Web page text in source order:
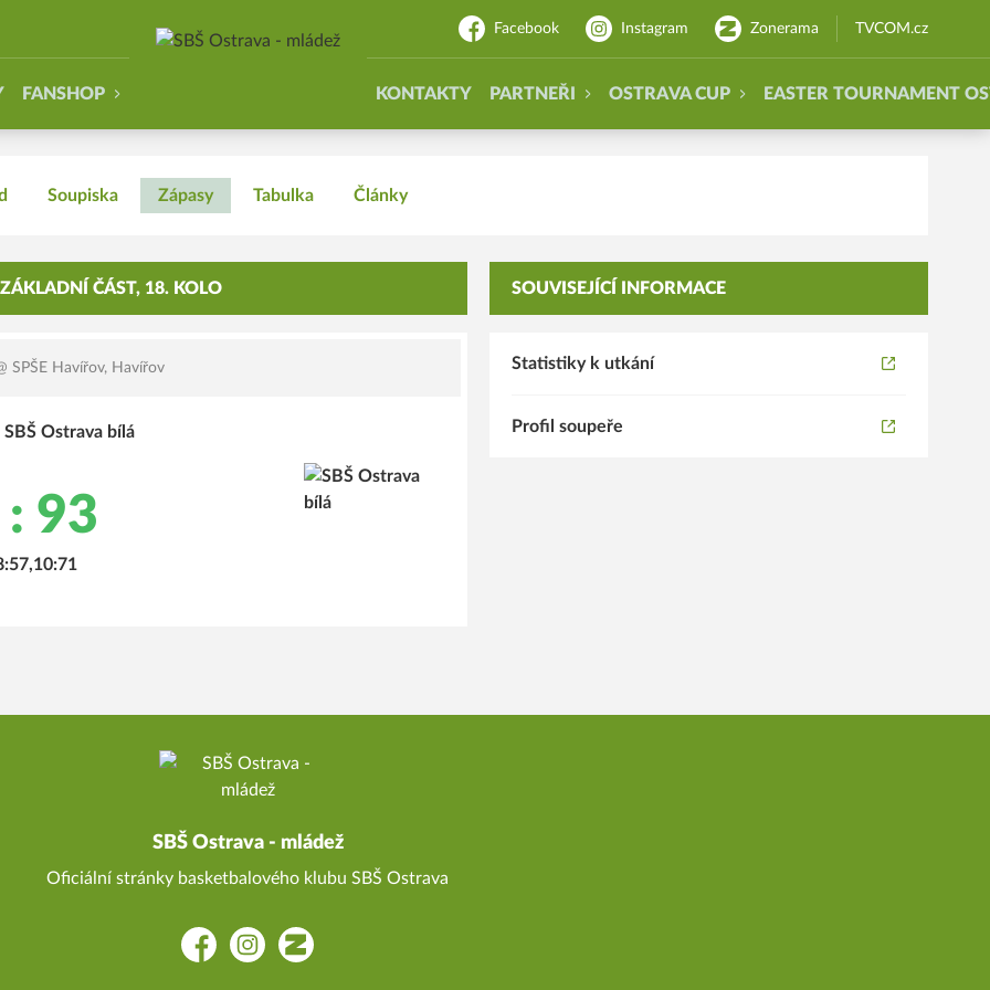
Facebook Instagram Zonerama TVCOM.cz
FANSHOP KONTAKTY PARTNEŘI OSTRAVA CUP EASTER TOURNAMENT
Soupiska Zápasy Tabulka Články
ČÁST, 18. KOLO
SPŠE Havířov, Havířov
Ostrava bílá
93
SOUVISEJÍCÍ INFORMACE
Statistiky k utkání
Profil soupeře
SBŠ Ostrava - mládež
Oficiální stránky basketbalového klubu SBŠ Ostrava
FacebookInstagramZonerama